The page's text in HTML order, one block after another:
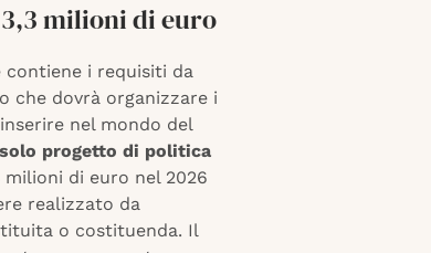
3,3 milioni di euro
contiene i requisiti da
che dovrà organizzare i
nel mondo del
progetto di politica
di euro nel 2026
realizzato da
o costituenda. Il